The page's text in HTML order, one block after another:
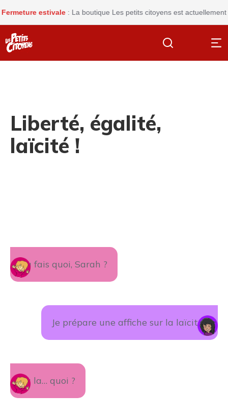
estivale: La boutique Les petits citoyens est actuellement
Liberté, égalité,
laïcité !
Tu fais quoi, Sarah ?
Je prépare une affiche sur la laïcité !
La la… quoi ?